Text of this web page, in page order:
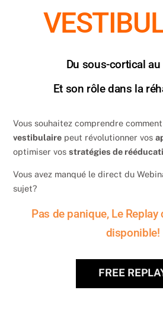
Du sous-cortical
Et son rôle dans la
Vous souhaitez comprendre
vestibulaire peut révolutionner vos
optimiser vosstratégies de
Vous avez manqué le direct du
sujet?
Pas de panique, Le
disponible!
FREE